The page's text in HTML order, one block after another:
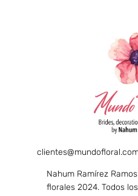
Nahum Ramírez
florales 2024. Todos